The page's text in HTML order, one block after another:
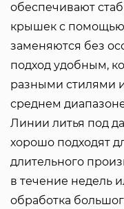
обеспечивают
крышек с помощью
заменяются без
подход удобным,
разными стилями
среднем
Линии литья под
хорошо подходят
длительного
в течение недель
обработка